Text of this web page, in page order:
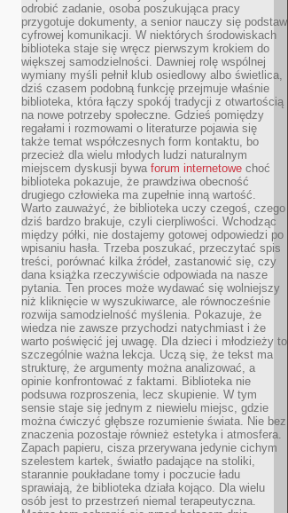
odrobić zadanie, osoba poszukująca pracy
przygotuje dokumenty, a senior nauczy się podstaw
cyfrowej komunikacji. W niektórych środowiskach
biblioteka staje się wręcz pierwszym krokiem do
większej samodzielności. Dawniej rolę wspólnej
wymiany myśli pełnił klub osiedlowy albo świetlica,
dziś czasem podobną funkcję przejmuje właśnie
biblioteka, która łączy spokój tradycji z otwartością
na nowe potrzeby społeczne. Gdzieś pomiędzy
regałami i rozmowami o literaturze pojawia się
także temat współczesnych form kontaktu, bo
przecież dla wielu młodych ludzi naturalnym
miejscem dyskusji bywa forum internetowe choć
biblioteka pokazuje, że prawdziwa obecność
drugiego człowieka ma zupełnie inną wartość.
Warto zauważyć, że biblioteka uczy czegoś, czego
dziś bardzo brakuje, czyli cierpliwości. Wchodząc
między półki, nie dostajemy gotowej odpowiedzi po
wpisaniu hasła. Trzeba poszukać, przeczytać spis
treści, porównać kilka źródeł, zastanowić się, czy
dana książka rzeczywiście odpowiada na nasze
pytania. Ten proces może wydawać się wolniejszy
niż kliknięcie w wyszukiwarce, ale równocześnie
rozwija samodzielność myślenia. Pokazuje, że
wiedza nie zawsze przychodzi natychmiast i że
warto poświęcić jej uwagę. Dla dzieci i młodzieży to
szczególnie ważna lekcja. Uczą się, że tekst ma
strukturę, że argumenty można analizować, a
opinie konfrontować z faktami. Biblioteka nie
podsuwa rozproszenia, lecz skupienie. W tym
sensie staje się jednym z niewielu miejsc, gdzie
można ćwiczyć głębsze rozumienie świata. Nie bez
znaczenia pozostaje również estetyka i atmosfera.
Zapach papieru, cisza przerywana jedynie cichym
szelestem kartek, światło padające na stoliki,
starannie poukładane tomy i poczucie ładu
sprawiają, że biblioteka działa kojąco. Dla wielu
osób jest to przestrzeń niemal terapeutyczna.